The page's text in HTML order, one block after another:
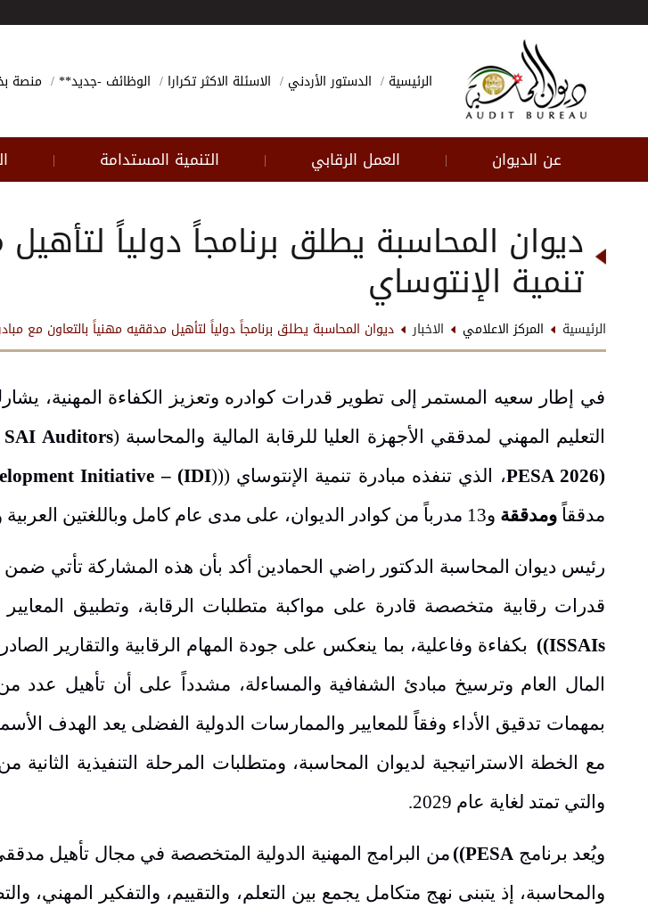
الرئيسية الدستور الأردني الاسئلة الاكثر تكرارا الوظائف -جديد** منصة
عن الديوان | العمل الرقابي | التنمية المستدامة |
ديوان المحاسبة يطلق برنامجاً دولياً
تنمية الإنتوساي
الرئيسية المركز الاعلامي الاخبار ديوان المحاسبة يطلق برنامجاً دولياً لتأهيل مدققيه مهنياً بالتعاون مع
في إطار سعيه المستمر إلى تطوير قدرات كوادره وتعزيز الكفاءة المهنية،
التعليم المهني لمدققي الأجهزة العليا للرقابة المالية والمحاسبة (SAI Auditors
(
PESA 2026، الذي تنفذه مبادرة تنمية الإنتوساي (((
Initiative – (IDI
مدققاً ومدققة و13 مدرباً من كوادر الديوان، على مدى عام كامل وباللغتين العربية
رئيس ديوان المحاسبة الدكتور راضي الحمادين أكد بأن هذه المشاركة تأتي
قدرات رقابية متخصصة قادرة على مواكبة متطلبات الرقابة، وتطبيق المعايير
ISSAIs)
) بكفاءة وفاعلية، بما ينعكس على جودة المهام الرقابية والتقارير
المال العام وترسيخ مبادئ الشفافية والمساءلة، مشدداً على أن تأهيل عدد
بمهمات تدقيق الأداء وفقاً للمعايير والممارسات الدولية الفضلى يعد الهدف
مع الخطة الاستراتيجية لديوان المحاسبة، ومتطلبات المرحلة التنفيذية
والتي تمتد لغاية عام 2029.
ويُعد برنامج PESA)
) من البرامج المهنية الدولية المتخصصة في مجال تأهيل مدققي
والمحاسبة، إذ يتبنى نهج متكامل يجمع بين التعلم، والتقييم، والتفكير المهني،